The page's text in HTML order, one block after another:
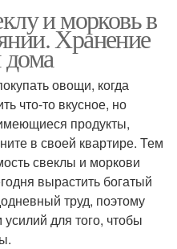
и морковь в
Хранение
овощи, когда
что-то вкусное, но
продукты,
в своей квартире. Тем
свеклы и моркови
вырастить богатый
труд, поэтому
для того, чтобы